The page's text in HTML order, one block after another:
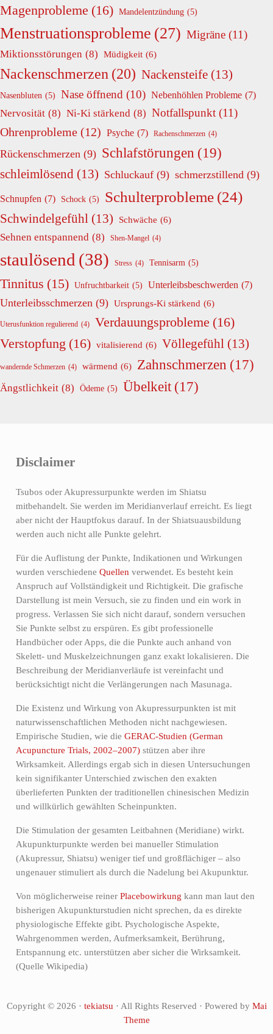
Magenprobleme (16) Mandelentzündung (5)
Menstruationsprobleme (27) Migräne (11)
Miktionsstörungen (8) Müdigkeit (6)
Nackenschmerzen (20) Nackensteife (13)
Nasenbluten (5) Nase öffnend (10) Nebenhöhlen Probleme (7)
Nervosität (8) Ni-Ki stärkend (8) Notfallspunkt (11)
Ohrenprobleme (12) Psyche (7) Rachenschmerzen (4)
Rückenschmerzen (9) Schlafstörungen (19)
schleimlösend (13) Schluckauf (9) schmerzstillend (9)
Schnupfen (7) Schock (5) Schulterprobleme (24)
Schwindelgefühl (13) Schwäche (6)
Sehnen entspannend (8) Shen-Mangel (4)
staulösend (38) Stress (4) Tennisarm (5)
Tinnitus (15) Unfruchtbarkeit (5) Unterleibsbeschwerden (7)
Unterleibsschmerzen (9) Ursprungs-Ki stärkend (6)
Uterusfunktion regulierend (4) Verdauungsprobleme (16)
Verstopfung (16) vitalisierend (6) Völlegefühl (13)
wandernde Schmerzen (4) wärmend (6) Zahnschmerzen (17)
Ängstlichkeit (8) Ödeme (5) Übelkeit (17)
Disclaimer
Tsubos oder Akupressurpunkte werden im Shiatsu
mitbehandelt. Sie werden im Meridianverlauf erreicht. Es liegt
aber nicht der Hauptfokus darauf. In der Shiatsuausbildung
werden auch nicht alle Punkte gelehrt.
Für die Auflistung der Punkte, Indikationen und Wirkungen
wurden verschiedene Quellen verwendet. Es besteht kein
Anspruch auf Vollständigkeit und Richtigkeit. Die grafische
Darstellung ist mein Versuch, sie zu finden und ein work in
progress. Verlassen Sie sich nicht darauf, sondern versuchen
Sie Punkte selbst zu erspüren. Es gibt professionelle
Handbücher oder Apps, die die Punkte auch anhand von
Skelett- und Muskelzeichnungen ganz exakt lokalisieren. Die
Beschreibung der Meridianverläufe ist vereinfacht und
berücksichtigt nicht die Verlängerungen nach Masunaga.
Die Existenz und Wirkung von Akupressurpunkten ist mit
naturwissenschaftlichen Methoden nicht nachgewiesen.
Empirische Studien, wie die GERAC-Studien (German
Acupuncture Trials, 2002–2007)stützen aber ihre
Wirksamkeit. Allerdings ergab sich in diesen Untersuchungen
kein signifikanter Unterschied zwischen den exakten
überlieferten Punkten der traditionellen chinesischen Medizin
und willkürlich gewählten Scheinpunkten.
Die Stimulation der gesamten Leitbahnen (Meridiane) wirkt.
Akupunkturpunkte werden bei manueller Stimulation
(Akupressur, Shiatsu) weniger tief und großflächiger – also
ungenauer stimuliert als durch die Nadelung bei Akupunktur.
Von möglicherweise reiner Placebowirkung kann man laut den
bisherigen Akupunkturstudien nicht sprechen, da es direkte
physiologische Effekte gibt. Psychologische Aspekte,
Wahrgenommen werden, Aufmerksamkeit, Berührung,
Entspannung etc. unterstützen aber sicher die Wirksamkeit.
(Quelle Wikipedia)
Copyright © 2026 · tekiatsu · All Rights Reserved · Powered by Mai
Theme